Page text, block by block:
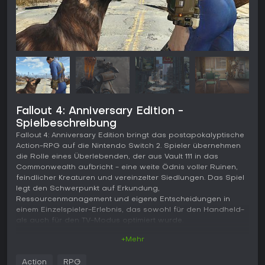
Fallout 4: Anniversary Edition -
Spielbeschreibung
Fallout 4: Anniversary Edition bringt das postapokalyptische
Action-RPG auf die Nintendo Switch 2. Spieler übernehmen
die Rolle eines Überlebenden, der aus Vault 111 in das
Commonwealth aufbricht - eine weite Ödnis voller Ruinen,
feindlicher Kreaturen und vereinzelter Siedlungen. Das Spiel
legt den Schwerpunkt auf Erkundung,
Ressourcenmanagement und eigene Entscheidungen in
einem Einzelspieler-Erlebnis, das sowohl für den Handheld-
als auch für den TV-Modus optimiert wurde.
+Mehr
Action RPG